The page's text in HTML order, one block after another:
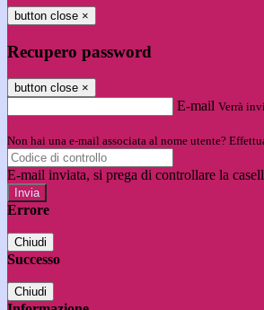
button close ×
Recupero password
button close ×
E-mail Verrà
Non hai una e-mail associata al nome utente?
E-mail inviata, si prega di controllare la
Errore
Chiudi
Successo
Chiudi